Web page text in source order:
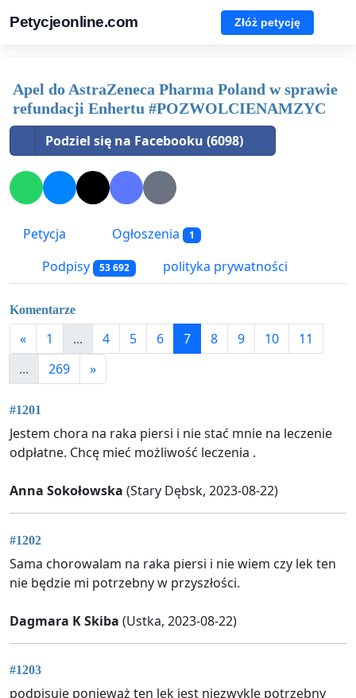
Petycjeonline.com Złóż petycję
Apel do AstraZeneca Pharma Poland w sprawie
refundacji Enhertu #POZWOLCIENAMZYC
Podziel się na Facebooku (6098)
Petycja Ogłoszenia 1
Podpisy 53 692 polityka prywatności
Komentarze
« 1 ... 4 5 6 7 8 9 10
11
...
269 »
#1201
Jestem chora na raka piersi i nie stać mnie na leczenie
odpłatne. Chcę mieć możliwość leczenia .
Anna Sokołowska (Stary Dębsk, 2023-08-22)
#1202
Sama chorowalam na raka piersi i nie wiem czy lek ten
nie będzie mi potrzebny w przyszłości.
Dagmara K Skiba (Ustka, 2023-08-22)
#1203
podpisuję ponieważ ten lek jest niezwykle potrzebny